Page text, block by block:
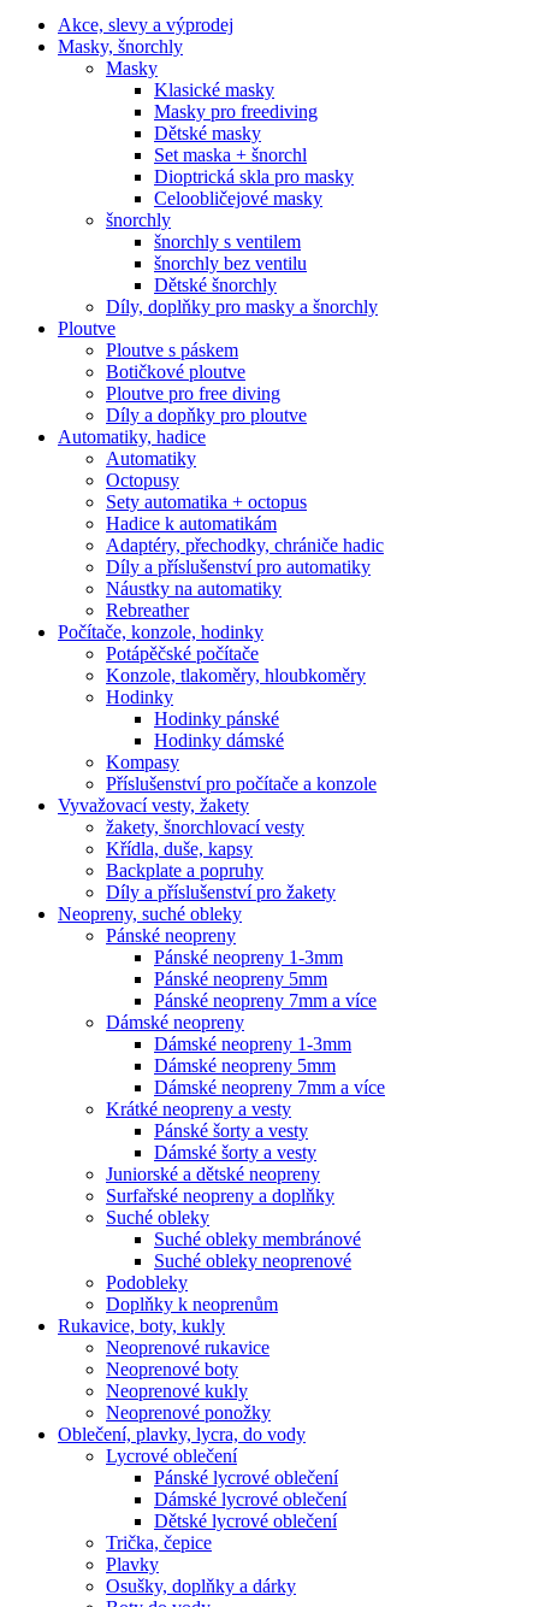
Akce, slevy a výprodej
Masky, šnorchly
Masky
Klasické masky
Masky pro freediving
Dětské masky
Set maska + šnorchl
Dioptrická skla pro masky
Celoobličejové masky
šnorchly
šnorchly s ventilem
šnorchly bez ventilu
Dětské šnorchly
Díly, doplňky pro masky a šnorchly
Ploutve
Ploutve s páskem
Botičkové ploutve
Ploutve pro free diving
Díly a dopňky pro ploutve
Automatiky, hadice
Automatiky
Octopusy
Sety automatika + octopus
Hadice k automatikám
Adaptéry, přechodky, chrániče hadic
Díly a příslušenství pro automatiky
Náustky na automatiky
Rebreather
Počítače, konzole, hodinky
Potápěčské počítače
Konzole, tlakoměry, hloubkoměry
Hodinky
Hodinky pánské
Hodinky dámské
Kompasy
Příslušenství pro počítače a konzole
Vyvažovací vesty, žakety
žakety, šnorchlovací vesty
Křídla, duše, kapsy
Backplate a popruhy
Díly a příslušenství pro žakety
Neopreny, suché obleky
Pánské neopreny
Pánské neopreny 1-3mm
Pánské neopreny 5mm
Pánské neopreny 7mm a více
Dámské neopreny
Dámské neopreny 1-3mm
Dámské neopreny 5mm
Dámské neopreny 7mm a více
Krátké neopreny a vesty
Pánské šorty a vesty
Dámské šorty a vesty
Juniorské a dětské neopreny
Surfařské neopreny a doplňky
Suché obleky
Suché obleky membránové
Suché obleky neoprenové
Podobleky
Doplňky k neoprenům
Rukavice, boty, kukly
Neoprenové rukavice
Neoprenové boty
Neoprenové kukly
Neoprenové ponožky
Oblečení, plavky, lycra, do vody
Lycrové oblečení
Pánské lycrové oblečení
Dámské lycrové oblečení
Dětské lycrové oblečení
Trička, čepice
Plavky
Osušky, doplňky a dárky